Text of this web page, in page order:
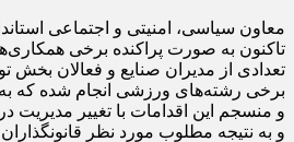
معاون سیاسی، امنیتی و اجتماعی
تاکنون به صورت پراکنده برخی
تعدادی از مدیران صنایع و فعالان بخش
برخی رشته‌های ورزشی انجام شده که
و منسجم این اقدامات با تغییر
و به نتیجه مطلوب مورد نظر